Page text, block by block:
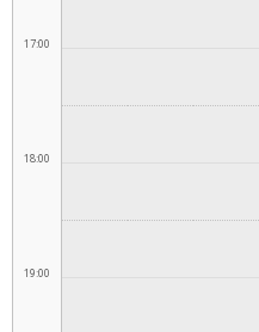
17:00
18:00
19:00